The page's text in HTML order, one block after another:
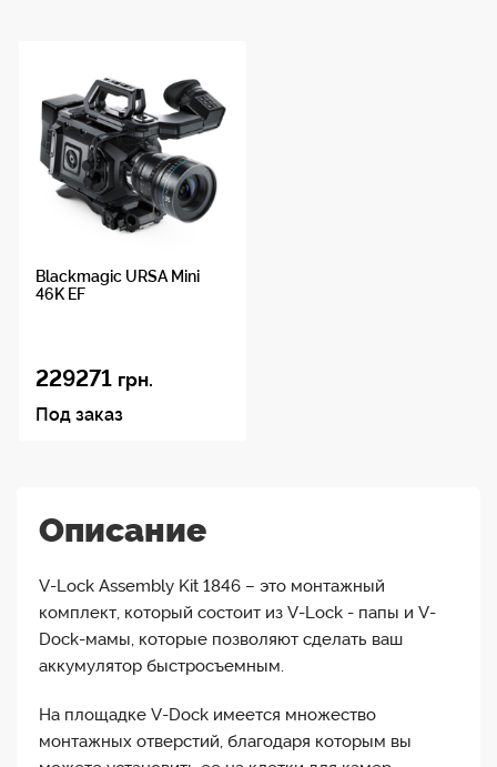
Blackmagic URSA Mini
46K EF
229271 грн.
Под заказ
Описание
V-Lock Assembly Kit 1846 – это монтажный
комплект, который состоит из V-Lock - папы и V-
Dock-мамы, которые позволяют сделать ваш
аккумулятор быстросъемным.
На площадке V-Dock имеется множество
монтажных отверстий, благодаря которым вы